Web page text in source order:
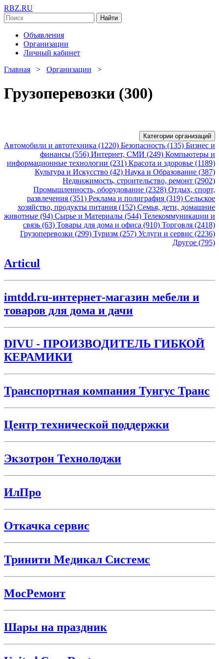
RBZ.RU
Найти
Объявления
Организации
Личный кабинет
Главная > Организации >
Грузоперевозки (300)
Категории организаций
Автомобили и автотехника (1220) Безопасность (135) Бизнес и
финансы (556) Интернет, СМИ (249) Компьютеры и
информационные технологии (231) Красота и здоровье (1189)
Культура и Искусство (42) Наука и Образование (387)
Недвижимость, строительство, ремонт (2902)
Промышленность, оборудование (2328) Отдых, спорт,
развлечения (351) Реклама и полиграфия (319) Сельское
хозяйство, продукты питания (152) Семья, дети, домашние
животные (94) Сырье и Материалы (544) Телекоммуникации и
связь (63) Товары для дома и офиса (910) Торговля (2418)
Грузоперевозки (299) Туризм (257) Услуги и сервис (2236)
Другое (795)
Articul
imtdd.ru-интернет-магазин мебели и
товаров для дома и дачи
DIVU - ПРОИЗВОДИТЕЛЬ ГИБКОЙ
КЕРАМИКИ
Транспортная компания Тунгус Транс
Центр технической поддержки
Экзотрон Технолоджи
ИлПро
Откачка сервис
Тринити Медикал Системс
МосРемонт
Шары на праздник